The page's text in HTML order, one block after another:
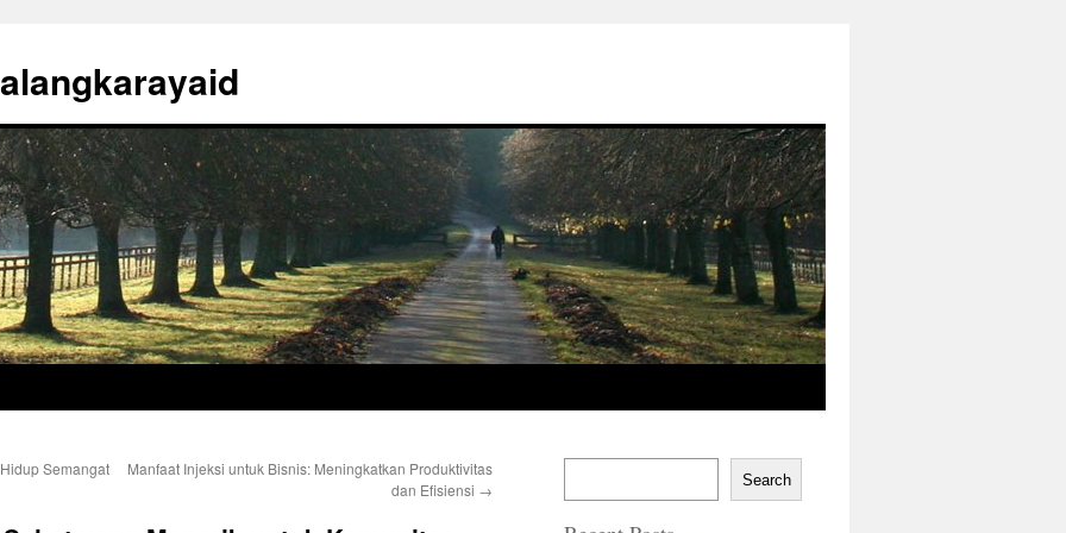
Semangat
Manfaat Injeksi untuk Bisnis: Meningkatkan Produktivitas
dan Efisiensi → Search